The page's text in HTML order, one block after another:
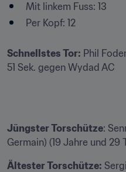
Mit linkem Fuss: 13
Per Kopf: 12
Schnellstes Tor: Phil
51 Sek. gegen Wydad AC
Jüngster Torschütze:
Germain) (19 Jahre und 29
Ältester Torschütze: